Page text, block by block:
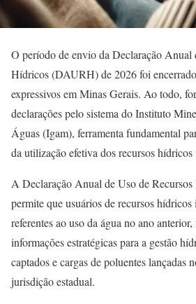
O período de envio da Declaração Anual
Hídricos (DAURH) de 2026 foi
expressivos em Minas Gerais. Ao todo,
declarações pelo sistema do Instituto
Águas (Igam), ferramenta fundamental
da utilização efetiva dos recursos hídricos
A Declaração Anual de Uso de
permite que usuários de recursos
referentes ao uso da água no ano
informações estratégicas para a gestão
captados e cargas de poluentes lançadas
jurisdição estadual.